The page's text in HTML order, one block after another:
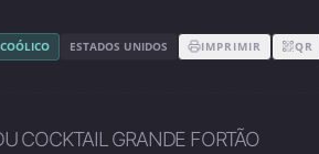
ESTADOS UNIDOS IMPRIMIR QR
COCKTAIL GRANDE FORTÃO